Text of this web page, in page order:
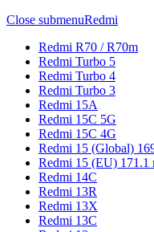
Close submenuRedmi
Redmi R70 / R70m
Redmi Turbo 5
Redmi Turbo 4
Redmi Turbo 3
Redmi 15A
Redmi 15C 5G
Redmi 15C 4G
Redmi 15 (Global)
Redmi 15 (EU) 171.1
Redmi 14C
Redmi 13R
Redmi 13X
Redmi 13C